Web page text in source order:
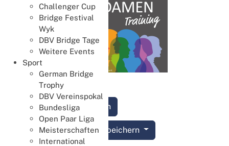
Challenger Cup
Bridge Festival
Wyk
DBV Bridge Tage
Weitere Events
Sport
German Bridge
Trophy
DBV Vereinspokal
Bundesliga
Open Paar Liga
Meisterschaften
International
Anmelden
Termin speichern